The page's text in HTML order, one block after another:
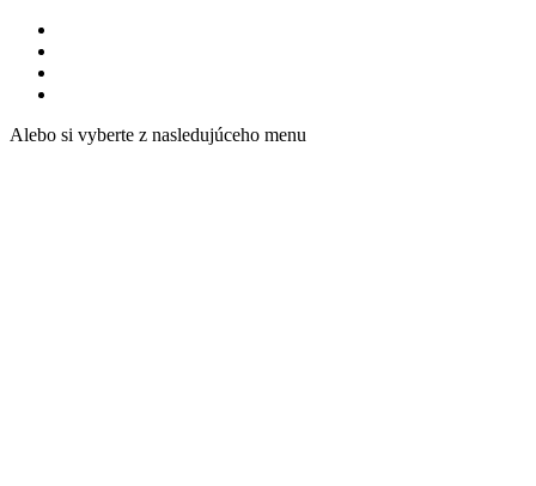
Alebo si vyberte z nasledujúceho menu